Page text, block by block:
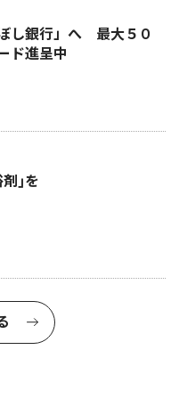
し銀行」へ 最大５０
ド進呈中
｣を